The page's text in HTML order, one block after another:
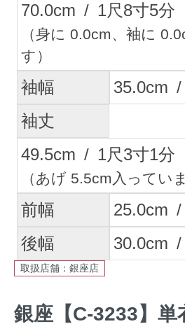
70.0cm / 1尺8寸5分
（身に 0.0cm、袖に
す）
袖幅 35.0cm /
袖丈
49.5cm / 1尺3寸1分
（あげ 5.5cm入ってい
前幅 25.0cm /
後幅
30.0cm /
取扱店舗：銀座店
銀座【C-3233】単